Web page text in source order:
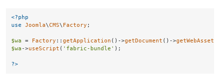
<?php
use
Joomla\CMS\ Factory ;
$wa = Factory ::getApplication ()->getDocument ()->
$wa ->useScript ( 'fabric-bundle' );
?>